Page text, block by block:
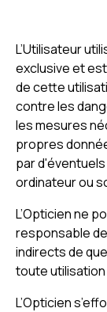
L’Utilisateur
exclusive et
de cette
contre les
les mesures
propres
par
ordinateur ou
L’Opticien ne
responsable
indirects de
toute utilisation
L’Opticien